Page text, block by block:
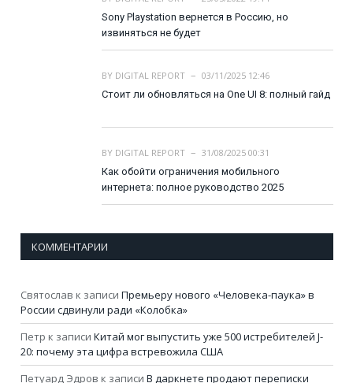
Sony Playstation вернется в Россию, но
извиняться не будет
BY DIGITAL REPORT
03/11/2025 12:46
Стоит ли обновляться на One UI 8: полный гайд
BY DIGITAL REPORT
31/08/2025 00:31
Как обойти ограничения мобильного
интернета: полное руководство 2025
КОММЕНТАРИИ
Святослав к записи Премьеру нового «Человека-паука» в
России сдвинули ради «Колобка»
Петр к записи Китай мог выпустить уже 500 истребителей J-
20: почему эта цифра встревожила США
Петуард Эдров к записи В даркнете продают переписки